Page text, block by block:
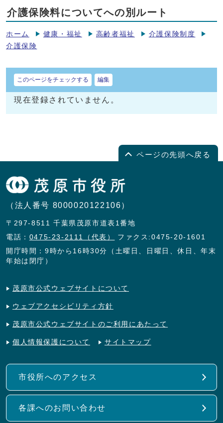
介護保険料についてへの別ルート
ホーム 健康・福祉 高齢者福祉
介護保険制度
介護保険
このページをチェックする 編集
現在登録されていません。
ページの先頭へ戻る
（法人番号 8000020122106）
〒297-8511 千葉県茂原市道表1番地
電話： 0475-23-2111（代表）
ファクス:0475-20-1601
開庁時間：9時から16時30分（土曜日、日曜日、休日、年末
年始は閉庁）
茂原市公式ウェブサイトについて
ウェブアクセシビリティ方針
茂原市公式ウェブサイトのご利用にあたって
個人情報保護について サイトマップ
市役所へのアクセス
各課へのお問い合わせ